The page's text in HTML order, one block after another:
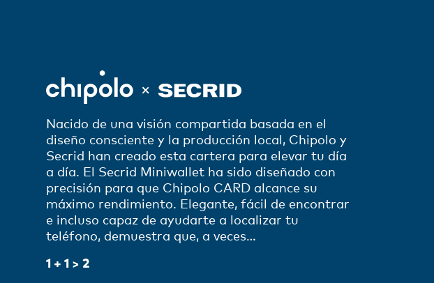
Nacido de una visión compartida basada en el
diseño consciente y la producción local, Chipolo y
Secrid han creado esta cartera para elevar tu día
a día. El Secrid Miniwallet ha sido diseñado con
precisión para que Chipolo CARD alcance su
máximo rendimiento. Elegante, fácil de encontrar
e incluso capaz de ayudarte a localizar tu
teléfono, demuestra que, a veces…
1 + 1 > 2